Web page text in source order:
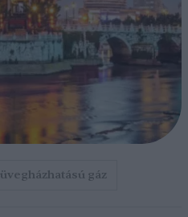
üvegházhatású gáz